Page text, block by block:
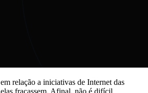
relação a iniciativas de Internet das
fracassem. Afinal, não é difícil